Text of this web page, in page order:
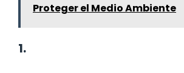
Proteger el Medio Ambiente
1.